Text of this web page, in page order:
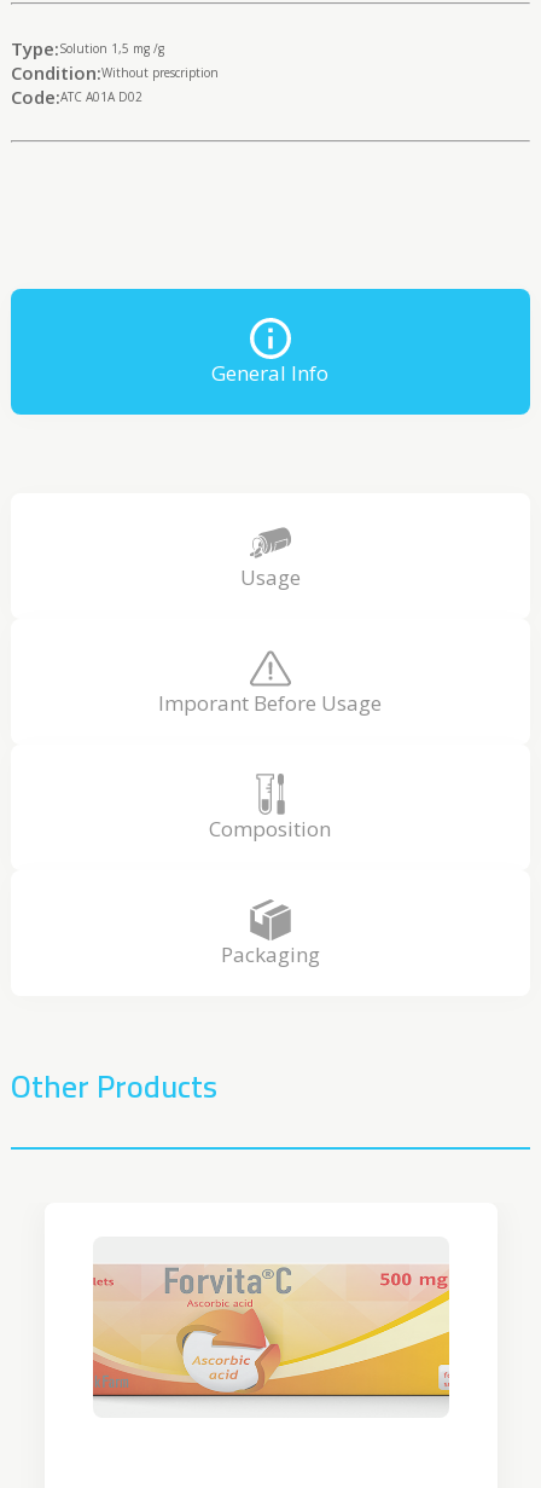
Type:Solution 1,5 mg /g
Condition:Without prescription
Code:ATC A01A D02
General Info
Usage
Imporant Before Usage
Composition
Packaging
Other Products